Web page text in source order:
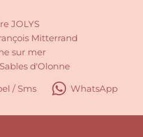
JOLYS
Mitterrand
sur mer
d'Olonne
/ Sms WhatsApp